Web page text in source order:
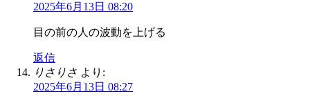
2025年6月13日 08:20
目の前の人の波動を上げる
返信
りさりさ より:
2025年6月13日 08:27